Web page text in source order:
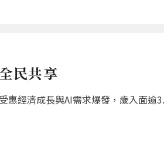
民共享
經濟成長與AI需求爆發，歲入面逾